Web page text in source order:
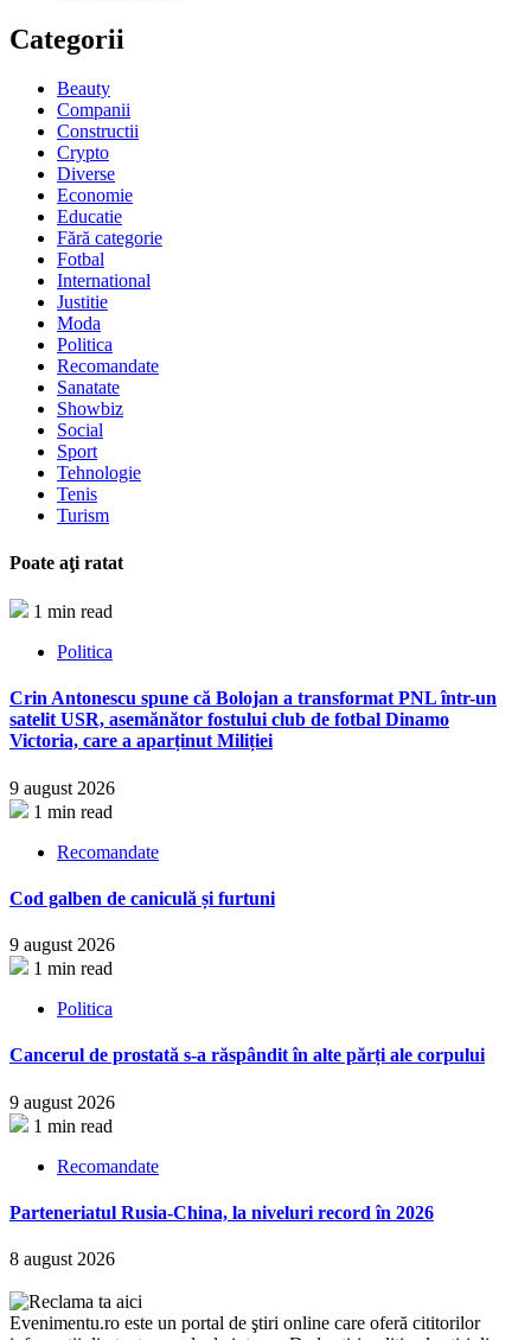
Categorii
Beauty
Companii
Constructii
Crypto
Diverse
Economie
Educatie
Fără categorie
Fotbal
International
Justitie
Moda
Politica
Recomandate
Sanatate
Showbiz
Social
Sport
Tehnologie
Tenis
Turism
Poate aţi ratat
1 min read
Politica
Crin Antonescu spune că Bolojan a transformat PNL într-un
satelit USR, asemănător fostului club de fotbal Dinamo
Victoria, care a aparținut Miliției
9 august 2026
1 min read
Recomandate
Cod galben de caniculă și furtuni
9 august 2026
1 min read
Politica
Cancerul de prostată s-a răspândit în alte părți ale corpului
9 august 2026
1 min read
Recomandate
Parteneriatul Rusia-China, la niveluri record în 2026
8 august 2026
Evenimentu.ro este un portal de ştiri online care oferă cititorilor